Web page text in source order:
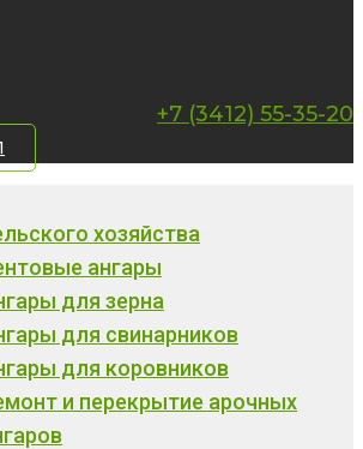
+7 (3412) 55-35-20
хозяйства
ангары
для зерна
для свинарников
для коровников
и перекрытие арочных